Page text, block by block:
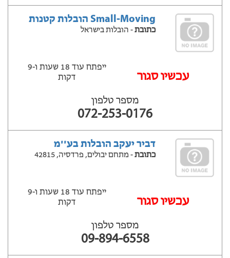
Small-Moving הובלות קטנות
כתובת- הובלות בישראל
עכשיו סגור
ייפתח עוד 18 שעות ‫ו-9
דקות
מספר טלפון
072-253-0176
דביר יעקב הובלות בע''מ
כתובת- מתחם יבולים, פרדסיה, 42815
עכשיו סגור
ייפתח עוד 18 שעות ‫ו-9
דקות
מספר טלפון
09-894-6558